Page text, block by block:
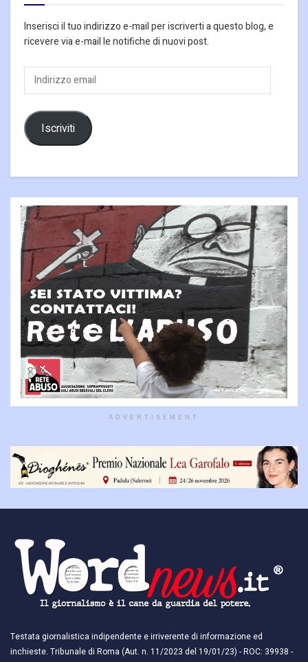
Inserisci il tuo indirizzo e-mail per iscriverti a questo blog, e
ricevere via e-mail le notifiche di nuovi post.
Indirizzo
email
Iscriviti
ADVERTISEMENT
Testata giornalistica indipendente e irriverente di informazione ed
inchieste. Tribunale di Roma (Aut. n. 11/2023 del 19/01/23) - ROC: 39938 -